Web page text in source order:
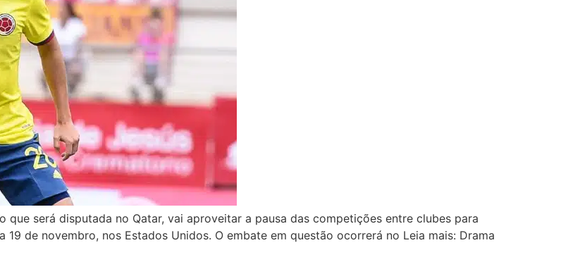
será disputada no Qatar, vai aproveitar a pausa das competições entre clubes para
de novembro, nos Estados Unidos. O embate em questão ocorrerá no Leia mais: Drama